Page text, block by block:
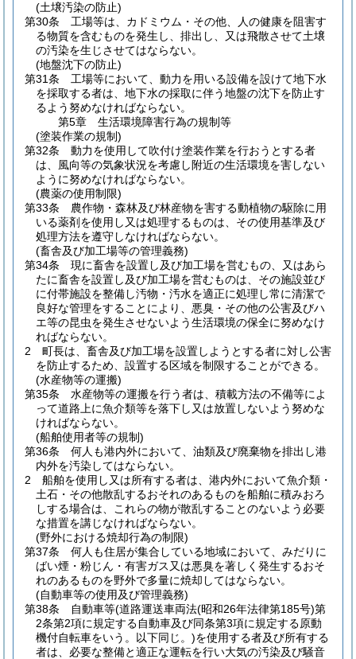
(土壌汚染の防止)
第30条
工場等は、カドミウム・その他、人の健康を阻害す
る物質を含むものを発生し、排出し、又は飛散させて土壌
の汚染を生じさせてはならない。
(地盤沈下の防止)
第31条
工場等において、動力を用いる設備を設けて地下水
を採取する者は、地下水の採取に伴う地盤の沈下を防止す
るよう努めなければならない。
第5章
生活環境障害行為の規制等
(塗装作業の規制)
第32条
動力を使用して吹付け塗装作業を行おうとする者
は、風向等の気象状況を考慮し附近の生活環境を害しない
ように努めなければならない。
(農薬の使用制限)
第33条
農作物・森林及び林産物を害する動植物の駆除に用
いる薬剤を使用し又は処理するものは、その使用基準及び
処理方法を遵守しなければならない。
(畜舎及び加工場等の管理義務)
第34条
現に畜舎を設置し及び加工場を営むもの、又はあら
たに畜舎を設置し及び加工場を営むものは、その施設並び
に付帯施設を整備し汚物・汚水を適正に処理し常に清潔で
良好な管理をすることにより、悪臭・その他の公害及びハ
エ等の昆虫を発生させないよう生活環境の保全に努めなけ
ればならない。
2
町長は、畜舎及び加工場を設置しようとする者に対し公害
を防止するため、設置する区域を制限することができる。
(水産物等の運搬)
第35条
水産物等の運搬を行う者は、積載方法の不備等によ
って道路上に魚介類等を落下し又は放置しないよう努めな
ければならない。
(船舶使用者等の規制)
第36条
何人も港内外において、油類及び廃棄物を排出し港
内外を汚染してはならない。
2
船舶を使用し又は所有する者は、港内外において魚介類・
土石・その他散乱するおそれのあるものを船舶に積みおろ
しする場合は、これらの物が散乱することのないよう必要
な措置を講じなければならない。
(野外における焼却行為の制限)
第37条
何人も住居が集合している地域において、みだりに
ばい煙・粉じん・有害ガス又は悪臭を著しく発生するおそ
れのあるものを野外で多量に焼却してはならない。
(自動車等の使用及び管理義務)
第38条
自動車等(道路運送車両法(昭和26年法律第185号)第
2条第2項に規定する自動車及び同条第3項に規定する原動
機付自転車をいう。以下同じ。)を使用する者及び所有する
者は、必要な整備と適正な運転を行い大気の汚染及び騒音